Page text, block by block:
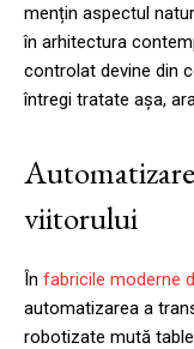
mențin aspectul
în arhitectura
controlat devine din
întregi tratate așa,
viitorului
În fabricile moderne
automatizarea a
robotizate mută